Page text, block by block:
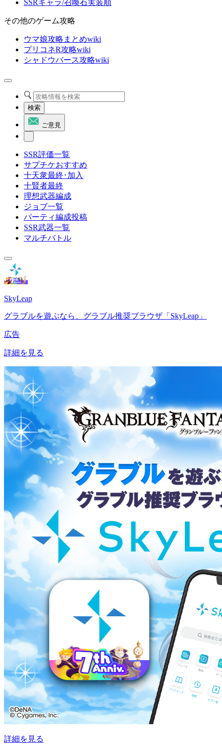
SSRキャラ/召喚石実装順
その他のゲーム攻略
ウマ娘攻略まとめwiki
プリコネR攻略wiki
シャドウバース攻略wiki
検索
ご意見
SSR評価一覧
サプチケおすすめ
十天衆最終･加入
十賢者最終
理想武器編成
ジョブ一覧
パーティ編成投稿
SSR武器一覧
マルチバトル
SkyLeap
グラブルを遊ぶなら、グラブル推奨ブラウザ「SkyLeap」
広告
詳細を見る
詳細を見る